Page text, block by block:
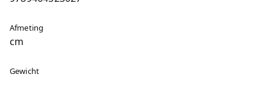
Afmeting
cm
Gewicht